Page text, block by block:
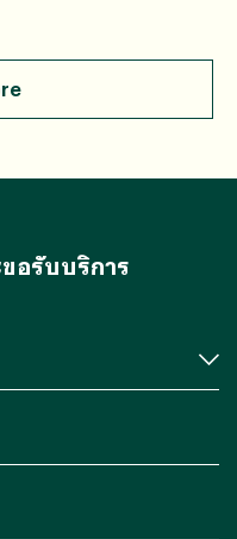
อรับบริการ